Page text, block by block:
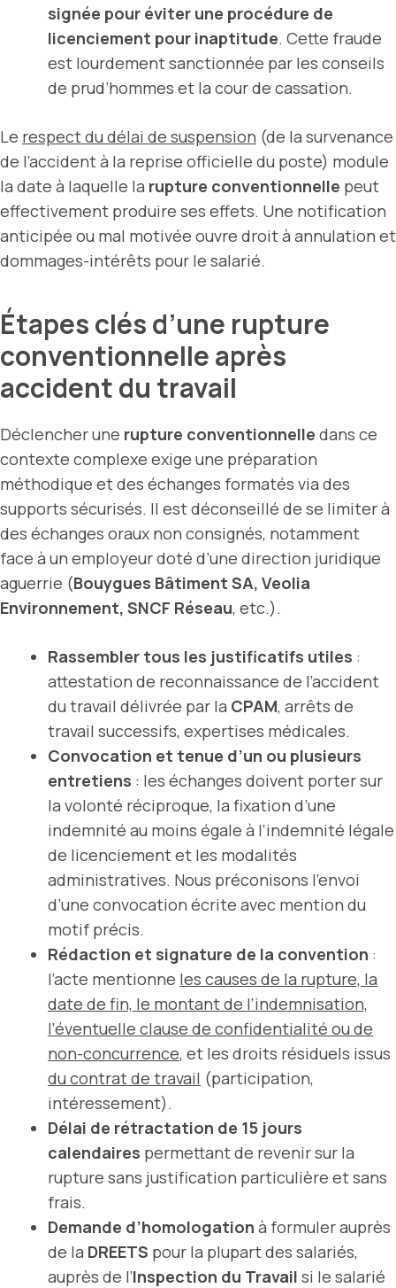
signée pour éviter une procédure de
licenciement pour inaptitude. Cette fraude
est lourdement sanctionnée par les conseils
de prud’hommes et la cour de cassation.
Le respect du délai de suspension (de la survenance
de l’accident à la reprise officielle du poste) module
la date à laquelle la rupture conventionnelle peut
effectivement produire ses effets. Une notification
anticipée ou mal motivée ouvre droit à annulation et
dommages-intérêts pour le salarié.
Étapes clés d’une rupture
conventionnelle après
accident du travail
Déclencher une rupture conventionnelle dans ce
contexte complexe exige une préparation
méthodique et des échanges formatés via des
supports sécurisés. Il est déconseillé de se limiter à
des échanges oraux non consignés, notamment
face à un employeur doté d’une direction juridique
aguerrie (Bouygues Bâtiment SA, Veolia
Environnement, SNCF Réseau, etc.).
Rassembler tous les justificatifs utiles :
attestation de reconnaissance de l’accident
du travail délivrée par la CPAM, arrêts de
travail successifs, expertises médicales.
Convocation et tenue d’un ou plusieurs
entretiens : les échanges doivent porter sur
la volonté réciproque, la fixation d’une
indemnité au moins égale à l’indemnité légale
de licenciement et les modalités
administratives. Nous préconisons l’envoi
d’une convocation écrite avec mention du
motif précis.
Rédaction et signature de la convention :
l’acte mentionne les causes de la rupture, la
date de fin, le montant de l’indemnisation,
l’éventuelle clause de confidentialité ou de
non-concurrence, et les droits résiduels issus
du contrat de travail (participation,
intéressement).
Délai de rétractation de 15 jours
calendaires permettant de revenir sur la
rupture sans justification particulière et sans
frais.
Demande d’homologation à formuler auprès
de la DREETS pour la plupart des salariés,
auprès de l’Inspection du Travail si le salarié